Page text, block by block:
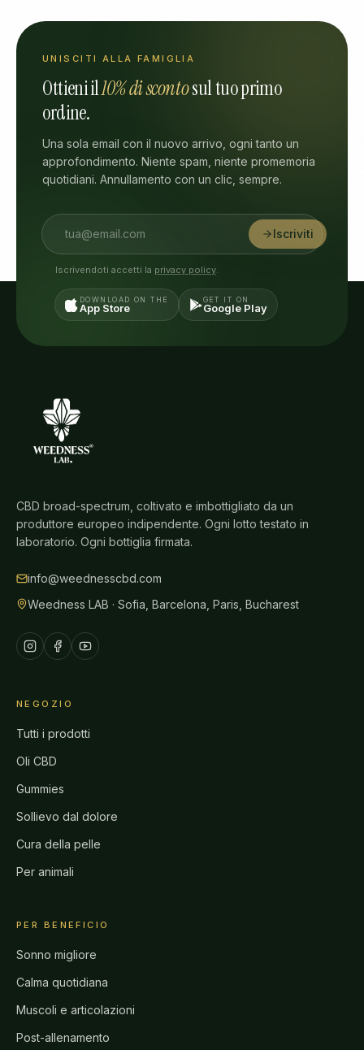
UNISCITI ALLA FAMIGLIA
Ottieni il10% di scontosul tuo primo
ordine.
Una sola email con il nuovo arrivo, ogni tanto un
approfondimento. Niente spam, niente promemoria
quotidiani. Annullamento con un clic, sempre.
Iscriviti
Iscrivendoti accetti la privacy policy.
DOWNLOAD ON THE
App Store
GET IT ON
Google Play
CBD broad-spectrum, coltivato e imbottigliato da un
produttore europeo indipendente. Ogni lotto testato in
laboratorio. Ogni bottiglia firmata.
info@weednesscbd.com
Weedness LAB · Sofia, Barcelona, Paris, Bucharest
NEGOZIO
Tutti i prodotti
Oli CBD
Gummies
Sollievo dal dolore
Cura della pelle
Per animali
PER BENEFICIO
Sonno migliore
Calma quotidiana
Muscoli e articolazioni
Post-allenamento